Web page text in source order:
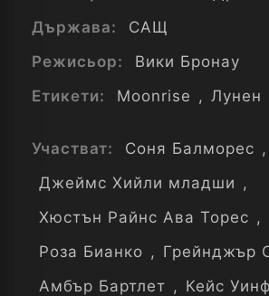
Държава:
САЩ
Режисьор:
Вики Бронау
Етикети:
Moonrise , Лунен
Участват: Соня Балморес ,
Джеймс Хийли младши ,
Хюстън Райнс Ава Торес ,
Роза Бианко , Грейнджър
Амбър Бартлет , Кейс